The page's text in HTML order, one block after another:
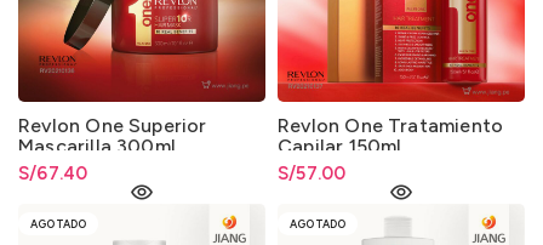
Revlon One Superior
Mascarilla 300ml.
S/67.40
Revlon One Tratamiento
Capilar 150ml.
S/57.00
AGOTADO AGOTADO